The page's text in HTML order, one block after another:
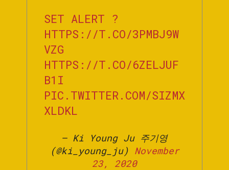
SET ALERT ?
HTTPS://T.CO/3PMBJ9W
VZG
HTTPS://T.CO/6ZELJUF
B1I
PIC.TWITTER.COM/SIZMX
XLDKL
— Ki Young Ju 주기영
(@ki_young_ju) November
23, 2020